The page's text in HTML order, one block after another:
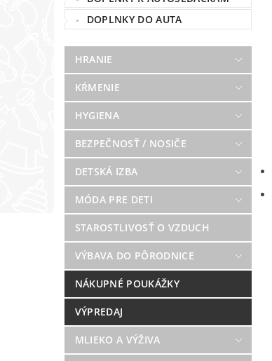
DOPLNKY DO AUTA
HRANIE
KŔMENIE
HYGIENA
BEZPEČNOSŤ / NOSIČE
DETSKÁ IZBA
MÓDA PRE DETI
STAROSTLIVOSŤ O VZDUCH
VÝBAVA DO PÔRODNICE
NÁKUPNÉ POUKÁŽKY
VÝPREDAJ
MLIEKO A VÝŽIVA